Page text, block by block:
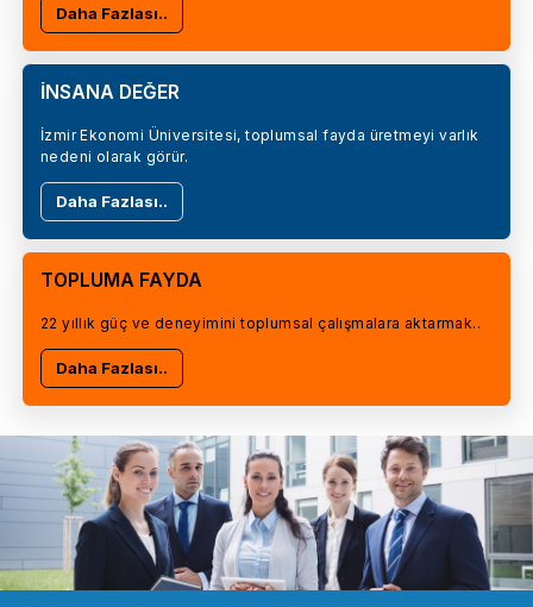
Daha Fazlası..
İNSANA DEĞER
İzmir Ekonomi Üniversitesi, toplumsal fayda üretmeyi varlık
nedeni olarak görür.
Daha Fazlası..
TOPLUMA FAYDA
22 yıllık güç ve deneyimini toplumsal çalışmalara aktarmak..
Daha Fazlası..